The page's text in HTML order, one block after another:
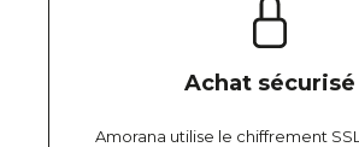
Achat sécurisé
Amorana utilise le chiffrement